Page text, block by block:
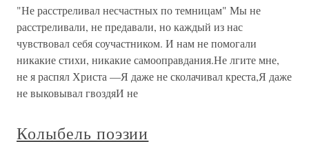
"Не расстреливал несчастных по темницам" Мы не
расстреливали, не предавали, но каждый из нас
чувствовал себя соучастником. И нам не помогали
никакие стихи, никакие самооправдания.Не лгите мне,
не я распял Христа —Я даже не сколачивал креста,Я даже
не выковывал гвоздяИ не
Колыбель поэзии